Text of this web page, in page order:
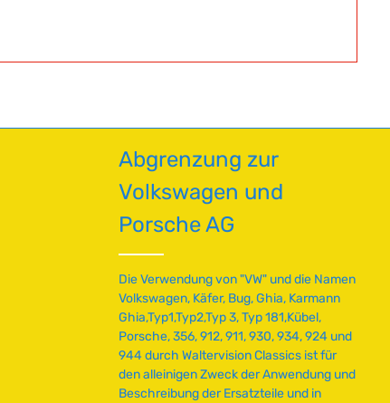
Abgrenzung zur
Volkswagen und
Porsche AG
Die Verwendung von "VW" und die Namen
Volkswagen, Käfer, Bug, Ghia, Karmann
Ghia,Typ1,Typ2,Typ 3, Typ 181,Kübel,
Porsche, 356, 912, 911, 930, 934, 924 und
944 durch Waltervision Classics ist für
den alleinigen Zweck der Anwendung und
Beschreibung der Ersatzteile und in